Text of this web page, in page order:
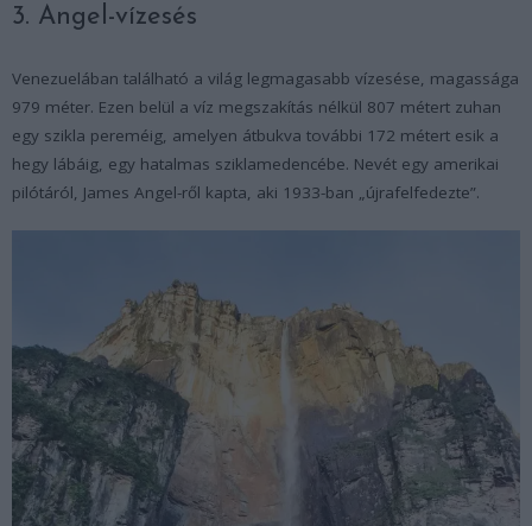
3. Angel-vízesés
Venezuelában található a világ legmagasabb vízesése, magassága
979 méter. Ezen belül a víz megszakítás nélkül 807 métert zuhan
egy szikla pereméig, amelyen átbukva további 172 métert esik a
hegy lábáig, egy hatalmas sziklamedencébe. Nevét egy amerikai
pilótáról, James Angel-ről kapta, aki 1933-ban „újrafelfedezte”.